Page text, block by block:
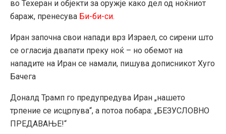
во Техеран и објекти за оружје како дел од ноќниот
бараж, пренесува Би-би-си.
Иран започна свои напади врз Израел, со сирени што
се огласија двапати преку ноќ – но обемот на
нападите на Иран се намали, пишува дописникот Хуго
Бачега
Доналд Трамп го предупредува Иран „нашето
трпение се исцрпува“, а потоа побара: „БЕЗУСЛОВНО
ПРЕДАВАЊЕ!“